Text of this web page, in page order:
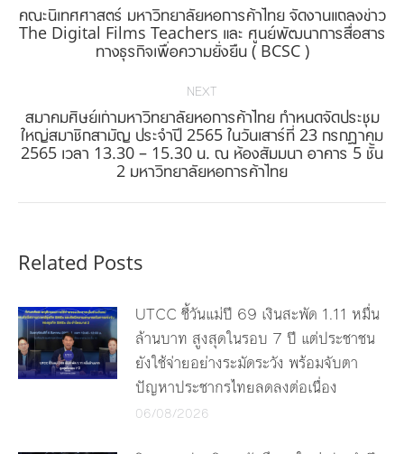
Previous
post:
คณะนิเทศศาสตร์ มหาวิทยาลัยหอการค้าไทย จัดงานแถลงข่าว
The Digital Films Teachers และ ศูนย์พัฒนาการสื่อสาร
ทางธุรกิจเพื่อความยั่งยืน ( BCSC )
NEXT
Next
post:
สมาคมศิษย์เก่ามหาวิทยาลัยหอการค้าไทย กำหนดจัดประชุม
ใหญ่สมาชิกสามัญ ประจำปี 2565 ในวันเสาร์ที่ 23 กรกฎาคม
2565 เวลา 13.30 – 15.30 น. ณ ห้องสัมมนา อาคาร 5 ชั้น
2 มหาวิทยาลัยหอการค้าไทย
Related Posts
UTCC ชี้วันแม่ปี 69 เงินสะพัด 1.11 หมื่น
ล้านบาท สูงสุดในรอบ 7 ปี แต่ประชาชน
ยังใช้จ่ายอย่างระมัดระวัง พร้อมจับตา
ปัญหาประชากรไทยลดลงต่อเนื่อง
06/08/2026